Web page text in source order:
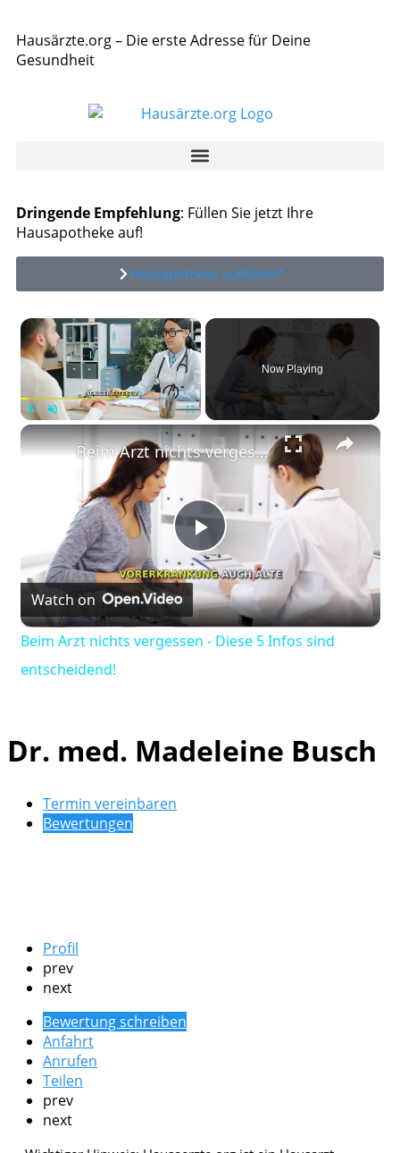
Hausärzte.org – Die erste Adresse für Deine
Gesundheit
Dringende Empfehlung: Füllen Sie jetzt Ihre
Hausapotheke auf!
Hausapotheke auffüllen*
×
Now Playing
×
Play
Video
Beim Arzt nichts vergessen - Diese 5 Infos sind entscheidend!
Watch on
Beim Arzt nichts vergessen - Diese 5 Infos sind
entscheidend!
Dr. med. Madeleine Busch
Termin vereinbaren
Bewertungen
Profil
prev
next
Bewertung schreiben
Anfahrt
Anrufen
Teilen
prev
next